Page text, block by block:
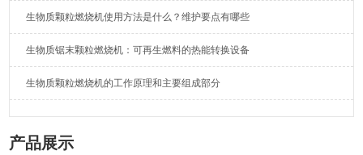
生物质颗粒燃烧机使用方法是什么？维护要点有哪些
生物质锯末颗粒燃烧机：可再生燃料的热能转换设备
生物质颗粒燃烧机的工作原理和主要组成部分
产品展示